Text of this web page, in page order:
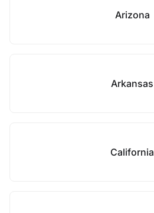
Arizona
Arkansas
California